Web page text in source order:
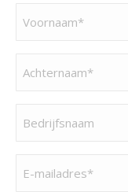
(Vereist)